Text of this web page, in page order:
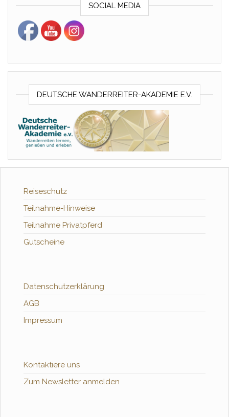
SOCIAL MEDIA
DEUTSCHE WANDERREITER-AKADEMIE E.V.
Reiseschutz
Teilnahme-Hinweise
Teilnahme Privatpferd
Gutscheine
Datenschutzerklärung
AGB
Impressum
Kontaktiere uns
Zum Newsletter anmelden